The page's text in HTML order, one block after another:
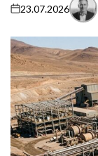
on
23.07.2026
Запись